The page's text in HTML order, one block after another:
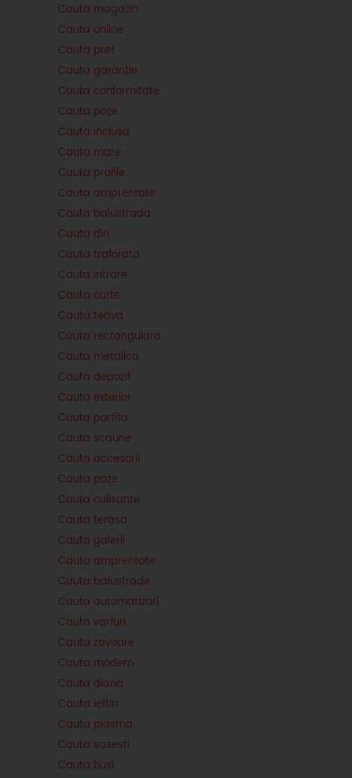
Cauta magazin
Cauta online
Cauta pret
Cauta garantie
Cauta conformitate
Cauta poze
Cauta inclusa
Cauta mare
Cauta profile
Cauta amprentate
Cauta balustrada
Cauta din
Cauta traforata
Cauta intrare
Cauta curte
Cauta teava
Cauta rectangulara
Cauta metalica
Cauta depozit
Cauta exterior
Cauta portita
Cauta scaune
Cauta accesorii
Cauta poze
Cauta culisante
Cauta terasa
Cauta galerii
Cauta amprentate
Cauta balustrade
Cauta automatizari
Cauta varfuri
Cauta zavoare
Cauta modern
Cauta diana
Cauta ieftin
Cauta plasma
Cauta sasesti
Cauta husi